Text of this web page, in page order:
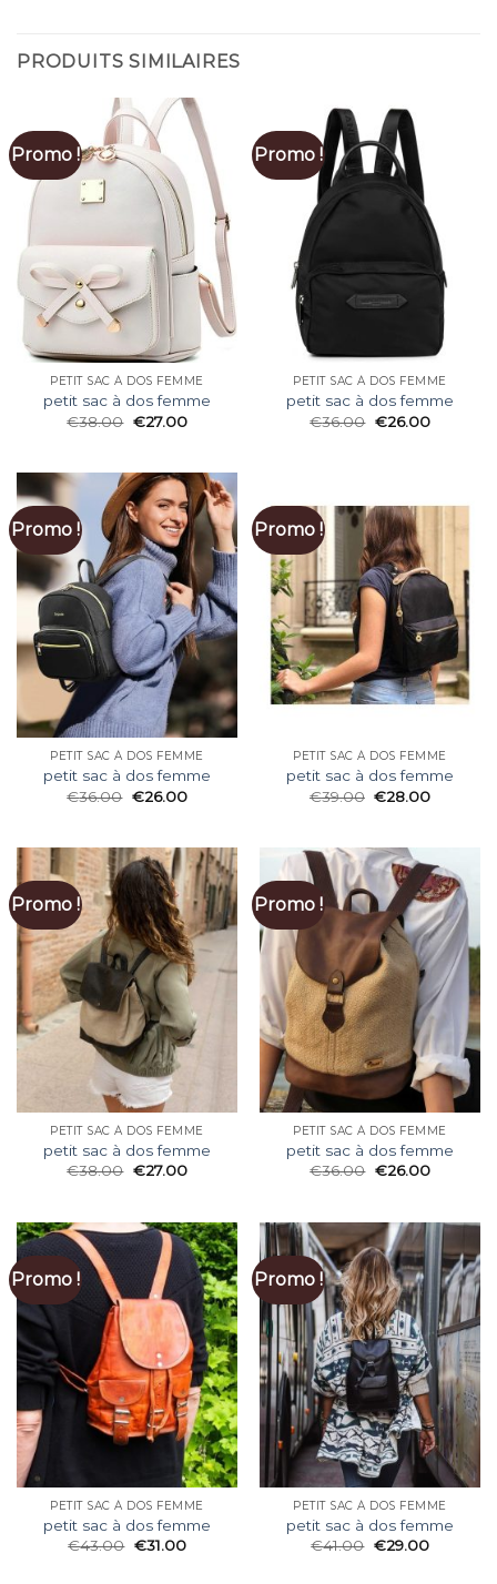
PRODUITS SIMILAIRES
Promo !
PETIT SAC À DOS FEMME
petit sac à dos femme
€38.00 €27.00
Promo !
PETIT SAC À DOS FEMME
petit sac à dos femme
€36.00 €26.00
Promo !
PETIT SAC À DOS FEMME
petit sac à dos femme
€36.00 €26.00
Promo !
PETIT SAC À DOS FEMME
petit sac à dos femme
€39.00 €28.00
Promo !
PETIT SAC À DOS FEMME
petit sac à dos femme
€38.00 €27.00
Promo !
PETIT SAC À DOS FEMME
petit sac à dos femme
€36.00 €26.00
Promo !
PETIT SAC À DOS FEMME
petit sac à dos femme
€43.00 €31.00
Promo !
PETIT SAC À DOS FEMME
petit sac à dos femme
€41.00 €29.00